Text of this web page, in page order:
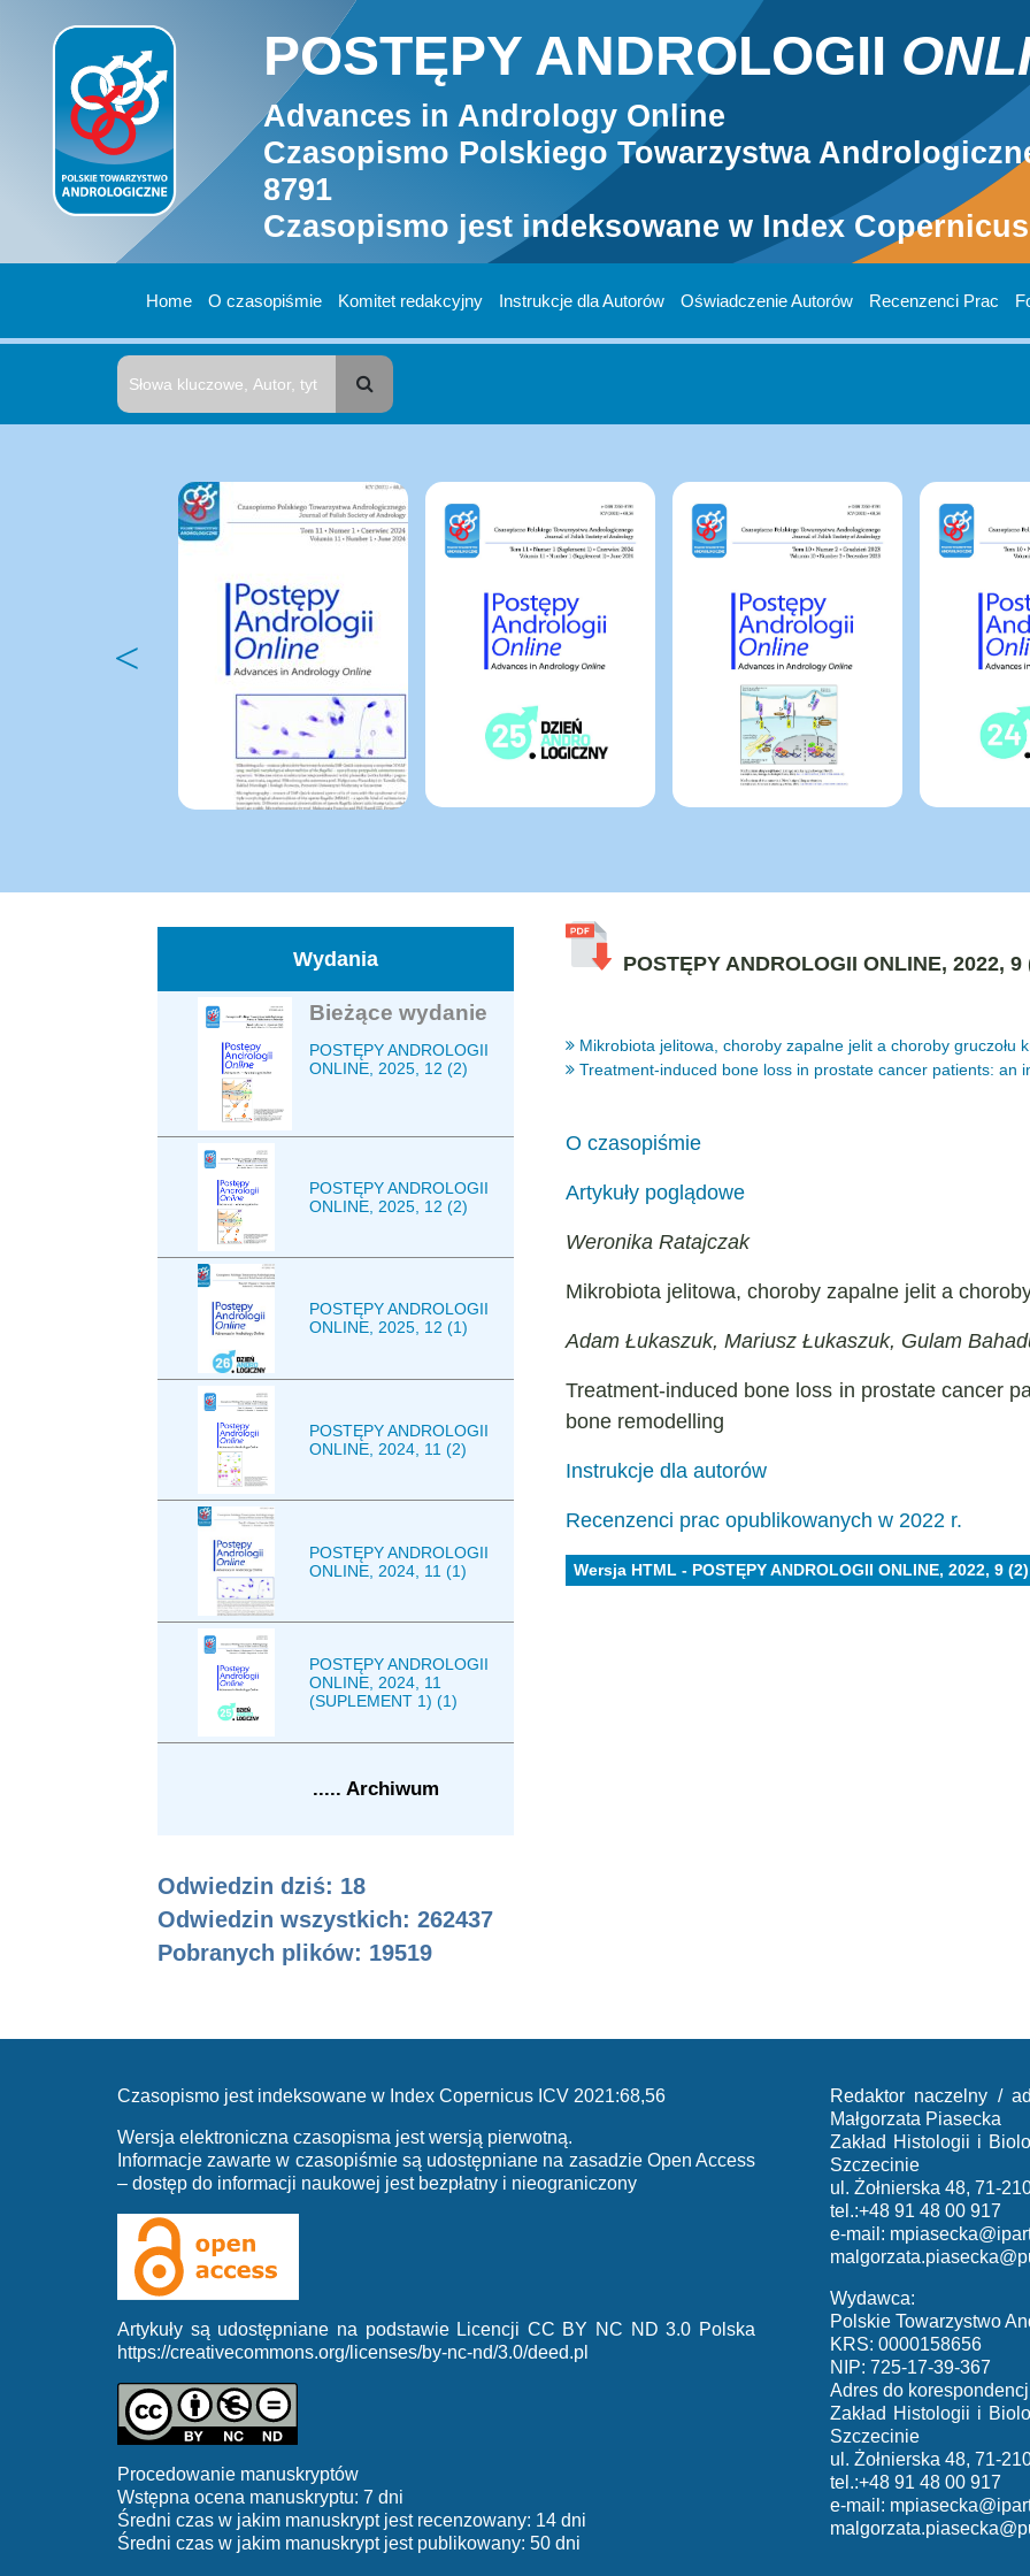
POSTĘPY ANDROLOGII
Advances in Andrology Online
Czasopismo Polskiego Towarzystwa
8791
Czasopismo jest indeksowane w Index Copernicus
Home O czasopiśmie Komitet redakcyjny Instrukcje dla Autorów Oświadczenie Autorów Recenzenci Prac
Wydania
Bieżące wydanie
POSTĘPY ANDROLOGII
ONLINE, 2025, 12 (2)
POSTĘPY ANDROLOGII
ONLINE, 2025, 12 (2)
POSTĘPY ANDROLOGII
ONLINE, 2025, 12 (1)
POSTĘPY ANDROLOGII
ONLINE, 2024, 11 (2)
POSTĘPY ANDROLOGII
ONLINE, 2024, 11 (1)
POSTĘPY ANDROLOGII
ONLINE, 2024, 11
(SUPLEMENT 1) (1)
..... Archiwum
Odwiedzin dziś: 18
Odwiedzin wszystkich: 262437
Pobranych plików: 19519
POSTĘPY ANDROLOGII ONLINE, 2022, 9
Mikrobiota jelitowa, choroby zapalne jelit a choroby gruczołu
Treatment-induced bone loss in prostate cancer patients: an
O czasopiśmie
Artykuły poglądowe
Weronika Ratajczak
Mikrobiota jelitowa, choroby zapalne jelit a
Adam Łukaszuk, Mariusz Łukaszuk, Gulam
Treatment-induced bone loss in prostate cancer
bone remodelling
Instrukcje dla autorów
Recenzenci prac opublikowanych w 2022 r.
Wersja HTML - POSTĘPY ANDROLOGII ONLINE, 2022, 9 (2)
Czasopismo jest indeksowane w Index Copernicus ICV 2021:68,56
Wersja elektroniczna czasopisma jest wersją pierwotną.
Informacje zawarte w czasopiśmie są udostępniane na zasadzie Open Access
– dostęp do informacji naukowej jest bezpłatny i nieograniczony
Artykuły są udostępniane na podstawie Licencji CC BY NC ND 3.0 Polska
https://creativecommons.org/licenses/by-nc-nd/3.0/deed.pl
Procedowanie manuskryptów
Wstępna ocena manuskryptu: 7 dni
Średni czas w jakim manuskrypt jest recenzowany: 14 dni
Średni czas w jakim manuskrypt jest publikowany: 50 dni
Redaktor naczelny /
Małgorzata Piasecka
Zakład Histologii i
Szczecinie
ul. Żołnierska 48, 71-
tel.:+48 91 48 00 917
e-mail:
Wydawca:
Polskie Towarzystwo
KRS: 0000158656
NIP: 725-17-39-367
Adres do
Zakład Histologii i
Szczecinie
ul. Żołnierska 48, 71-
tel.:+48 91 48 00 917
e-mail: